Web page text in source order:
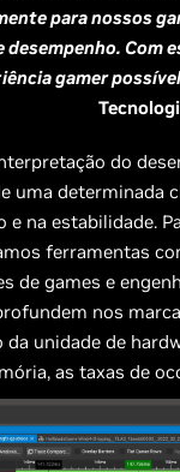
para nossos
Com
gamer
do
uma determinada
e na estabilidade.
ferramentas
de games e
nos
unidade de
as taxas de